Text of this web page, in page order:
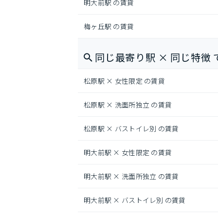
明大前駅 の賃貸
梅ヶ丘駅 の賃貸
同じ最寄り駅 × 同じ特徴
松原駅 × 女性限定 の賃貸
松原駅 × 洗面所独立 の賃貸
松原駅 × バストイレ別 の賃貸
明大前駅 × 女性限定 の賃貸
明大前駅 × 洗面所独立 の賃貸
明大前駅 × バストイレ別 の賃貸